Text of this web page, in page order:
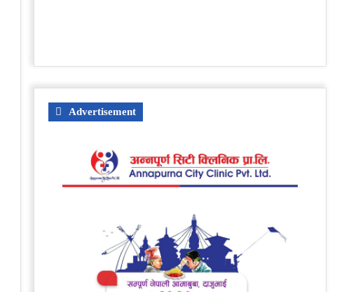
Advertisement